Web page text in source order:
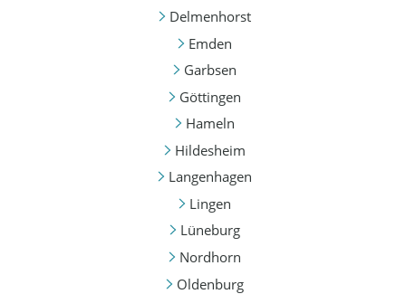
Delmenhorst
Emden
Garbsen
Göttingen
Hameln
Hildesheim
Langenhagen
Lingen
Lüneburg
Nordhorn
Oldenburg